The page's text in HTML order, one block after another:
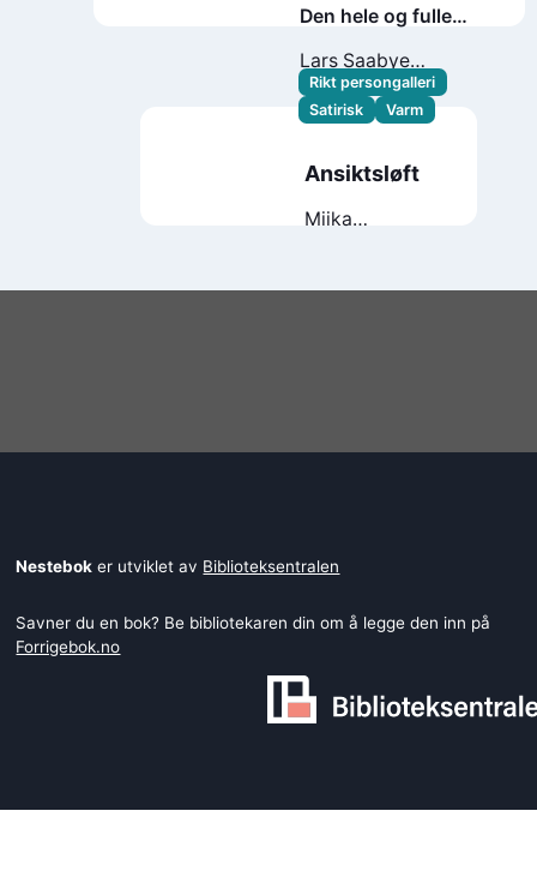
Den hele og fulle
Gordon Mo
Lars Saabye
Christensen
Rikt persongalleri
Satirisk
Varm
Ansiktsløft
Miika
Nestebok er utviklet av Biblioteksentralen
Savner du en bok? Be bibliotekaren din om å legge den inn på
Forrigebok.no